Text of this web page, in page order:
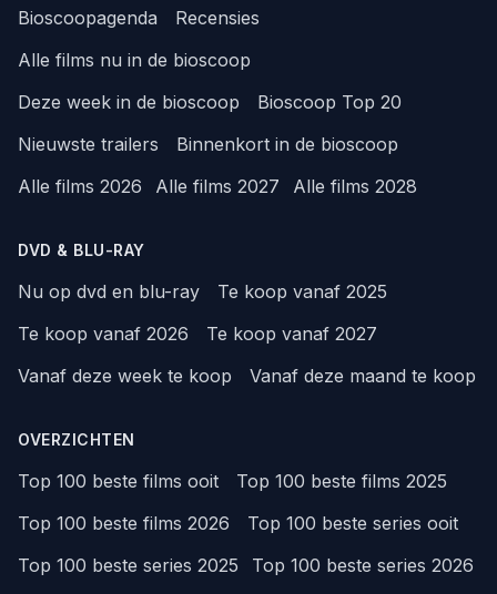
Bioscoopagenda
Recensies
Alle films nu in de bioscoop
Deze week in de bioscoop
Bioscoop Top 20
Nieuwste trailers
Binnenkort in de bioscoop
Alle films 2026
Alle films 2027 Alle films 2028
DVD & BLU-RAY
Nu op dvd en blu-ray
Te koop vanaf 2025
Te koop vanaf 2026
Te koop vanaf 2027
Vanaf deze week te koop
Vanaf deze maand te koop
OVERZICHTEN
Top 100 beste films ooit
Top 100 beste films 2025
Top 100 beste films 2026
Top 100 beste series ooit
Top 100 beste series 2025
Top 100 beste series 2026